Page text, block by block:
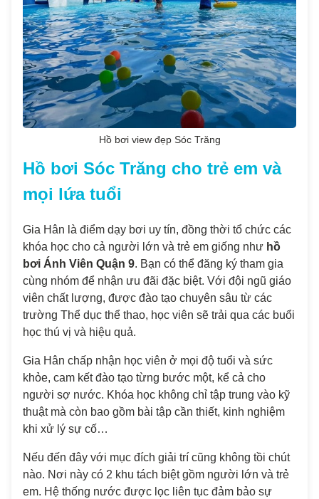
Hồ bơi view đẹp Sóc Trăng
Hồ bơi Sóc Trăng cho trẻ em và
mọi lứa tuổi
Gia Hân là điểm dạy bơi uy tín, đồng thời tổ chức các
khóa học cho cả người lớn và trẻ em giống như hồ
bơi Ánh Viên Quận 9. Bạn có thể đăng ký tham gia
cùng nhóm để nhận ưu đãi đặc biệt. Với đội ngũ giáo
viên chất lượng, được đào tạo chuyên sâu từ các
trường Thể dục thể thao, học viên sẽ trải qua các buổi
học thú vị và hiệu quả.
Gia Hân chấp nhận học viên ở mọi độ tuổi và sức
khỏe, cam kết đào tạo từng bước một, kể cả cho
người sợ nước. Khóa học không chỉ tập trung vào kỹ
thuật mà còn bao gồm bài tập cần thiết, kinh nghiệm
khi xử lý sự cố…
Nếu đến đây với mục đích giải trí cũng không tồi chút
nào. Nơi này có 2 khu tách biệt gồm người lớn và trẻ
em. Hệ thống nước được lọc liên tục đảm bảo sự